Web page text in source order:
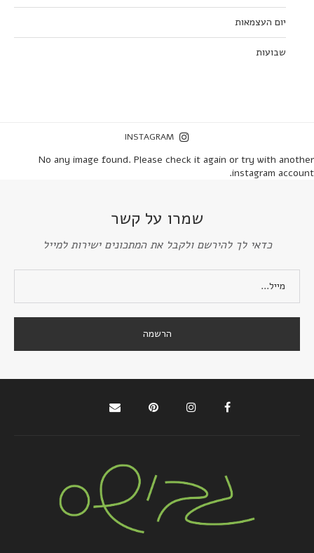
יום העצמאות
שבועות
INSTAGRAM
No any image found. Please check it again or try with another
instagram account.
שמרו על קשר
כדאי לך להירשם ולקבל את המתכונים ישירות למייל